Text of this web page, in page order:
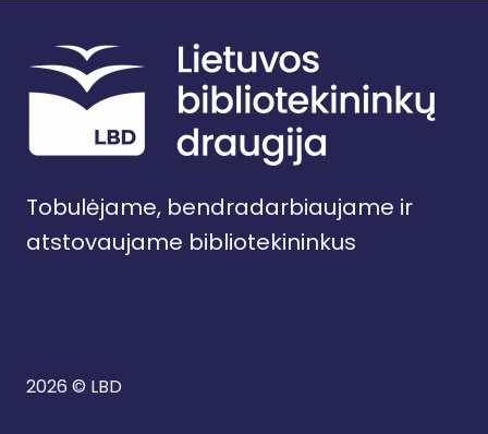
Tobulėjame, bendradarbiaujame ir
atstovaujame bibliotekininkus
2026 © LBD